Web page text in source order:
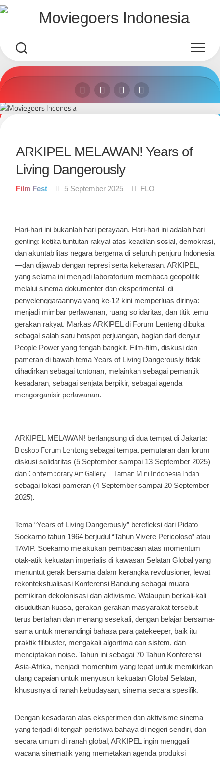
Skip
to
ARKIPEL MELAWAN! Years of
Living Dangerously
Film Fest 5 September 2025 FLO
Hari-hari ini bukanlah hari perayaan. Hari-hari ini adalah hari
genting: ketika tuntutan rakyat atas keadilan sosial, demokrasi,
dan akuntabilitas negara bergema di seluruh penjuru Indonesia
—dan dijawab dengan represi serta kekerasan. ARKIPEL,
yang selama ini menjadi laboratorium membaca geopolitik
melalui sinema dokumenter dan eksperimental, di
penyelenggaraannya yang ke-12 kini memperluas dirinya:
menjadi mimbar perlawanan, ruang solidaritas, dan titik temu
gerakan rakyat. Markas ARKIPEL di Forum Lenteng dibuka
sebagai salah satu hotspot perjuangan, bagian dari denyut
People Power yang tengah bangkit. Film-film, diskusi dan
pameran di bawah tema Years of Living Dangerously tidak
dihadirkan sebagai tontonan, melainkan sebagai pemantik
kesadaran, sebagai senjata berpikir, sebagai agenda
mengorganisir perlawanan.
ARKIPEL MELAWAN! berlangsung di dua tempat di Jakarta:
Bioskop Forum Lentengsebagai tempat pemutaran dan forum
diskusi solidaritas (5 September sampai 13 September 2025)
dan Contemporary Art Gallery – Taman Mini Indonesia Indah
sebagai lokasi pameran (4 September sampai 20 September
2025).
Tema “Years of Living Dangerously” berefleksi dari Pidato
Soekarno tahun 1964 berjudul “Tahun Vivere Pericoloso” atau
TAVIP. Soekarno melakukan pembacaan atas momentum
otak-atik kekuatan imperialis di kawasan Selatan Global yang
menuntut gerak bersama dalam kerangka revolusioner, lewat
rekontekstualisasi Konferensi Bandung sebagai muara
pemikiran dekolonisasi dan aktivisme. Walaupun berkali-kali
disudutkan kuasa, gerakan-gerakan masyarakat tersebut
terus bertahan dan menang sesekali, dengan belajar bersama-
sama untuk menandingi bahasa para gatekeeper, baik itu
praktik filibuster, mengakali algoritma dan sistem, dan
menciptakan noise. Tahun ini sebagai 70 Tahun Konferensi
Asia-Afrika, menjadi momentum yang tepat untuk memikirkan
ulang capaian untuk menyusun kekuatan Global Selatan,
khususnya di ranah kebudayaan, sinema secara spesifik.
Dengan kesadaran atas eksperimen dan aktivisme sinema
yang terjadi di tengah peristiwa bahaya di negeri sendiri, dan
secara umum di ranah global, ARKIPEL ingin menggali
wacana sinematik yang memetakan agenda produksi